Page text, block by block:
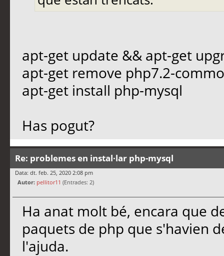
apt-get update && apt-get
apt-get remove php7.2-
apt-get install php-mysql
Has pogut?
Re: problemes en instal·lar php-mysql
Data: dt. feb. 25, 2020 2:08 pm
Autor: pellitor11 (Entrades: 2)
Ha anat molt bé, encara que
paquets de php que s'havien
l'ajuda.